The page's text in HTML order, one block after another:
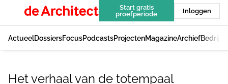
Start gratis
proefperiode
Inloggen
ActueelDossiersFocusPodcastsProjectenMagazineArchief
Het verhaal van de totempaal